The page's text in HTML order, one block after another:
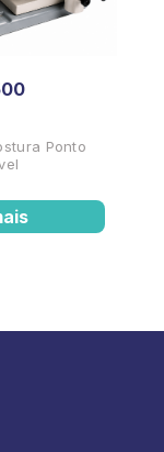
Ponto